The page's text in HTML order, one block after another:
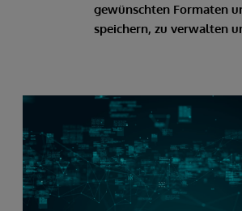
gewünschten Formaten
speichern, zu verwalten